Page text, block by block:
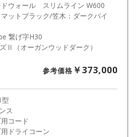
ドウォール スリムライン W600
ットブラック/笠木：ダークパイ
繋げ字H30
Ⅱ（オーガンウッドダーク）
参考価格 ￥373,000
型
ス
コード
ドライコーン